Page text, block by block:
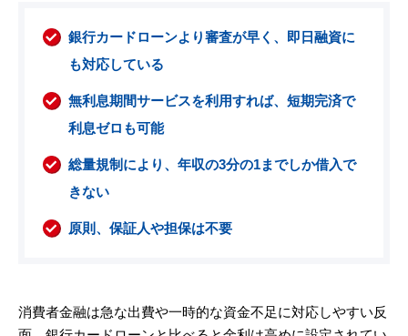
銀行カードローンより審査が早く、即日融資に
も対応している
無利息期間サービスを利用すれば、短期完済で
利息ゼロも可能
総量規制により、年収の3分の1までしか借入で
きない
原則、保証人や担保は不要
消費者金融は急な出費や一時的な資金不足に対応しやすい反